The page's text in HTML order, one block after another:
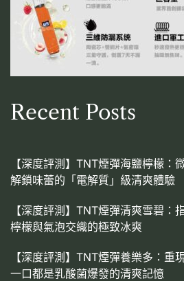
Recent Posts
【深度評測】TNT煙彈海鹽檸檬：
解鎖味蕾的「電解質」級清爽體驗
【深度評測】TNT煙彈清爽雪碧：
檸檬與氣泡交織的極致冰爽
【深度評測】TNT煙彈養樂多：重
一口都是乳酸菌爆發的清爽記憶